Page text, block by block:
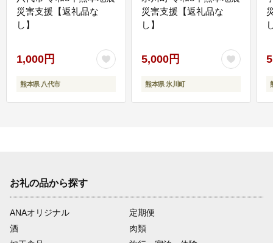
災害支援【返礼品な
し】
1,000円
熊本県 八代市
災害支援【返礼品な
し】
5,000円
熊本県 氷川町
お礼の品から探す
ANAオリジナル
定期便
酒
肉類